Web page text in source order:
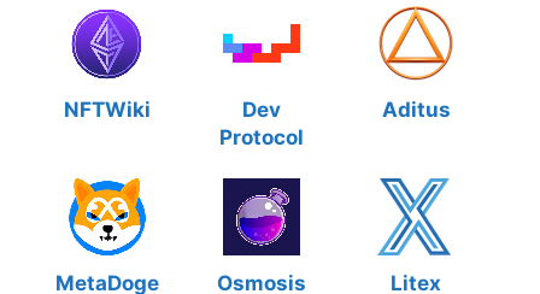
NFTWiki
Dev
Protocol
Aditus
MetaDoge Osmosis Litex